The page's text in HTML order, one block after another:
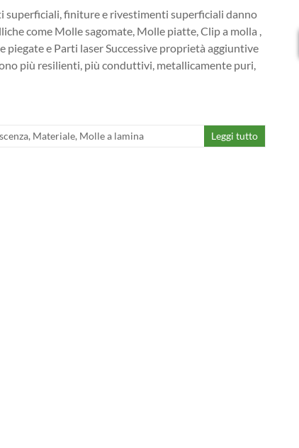
superficiali, finiture e rivestimenti superficiali danno
come Molle sagomate, Molle piatte, Clip a molla ,
piegate e Parti laser Successive proprietà aggiuntive
più resilienti, più conduttivi, metallicamente puri,
, Materiale, Molle a lamina Leggi tutto